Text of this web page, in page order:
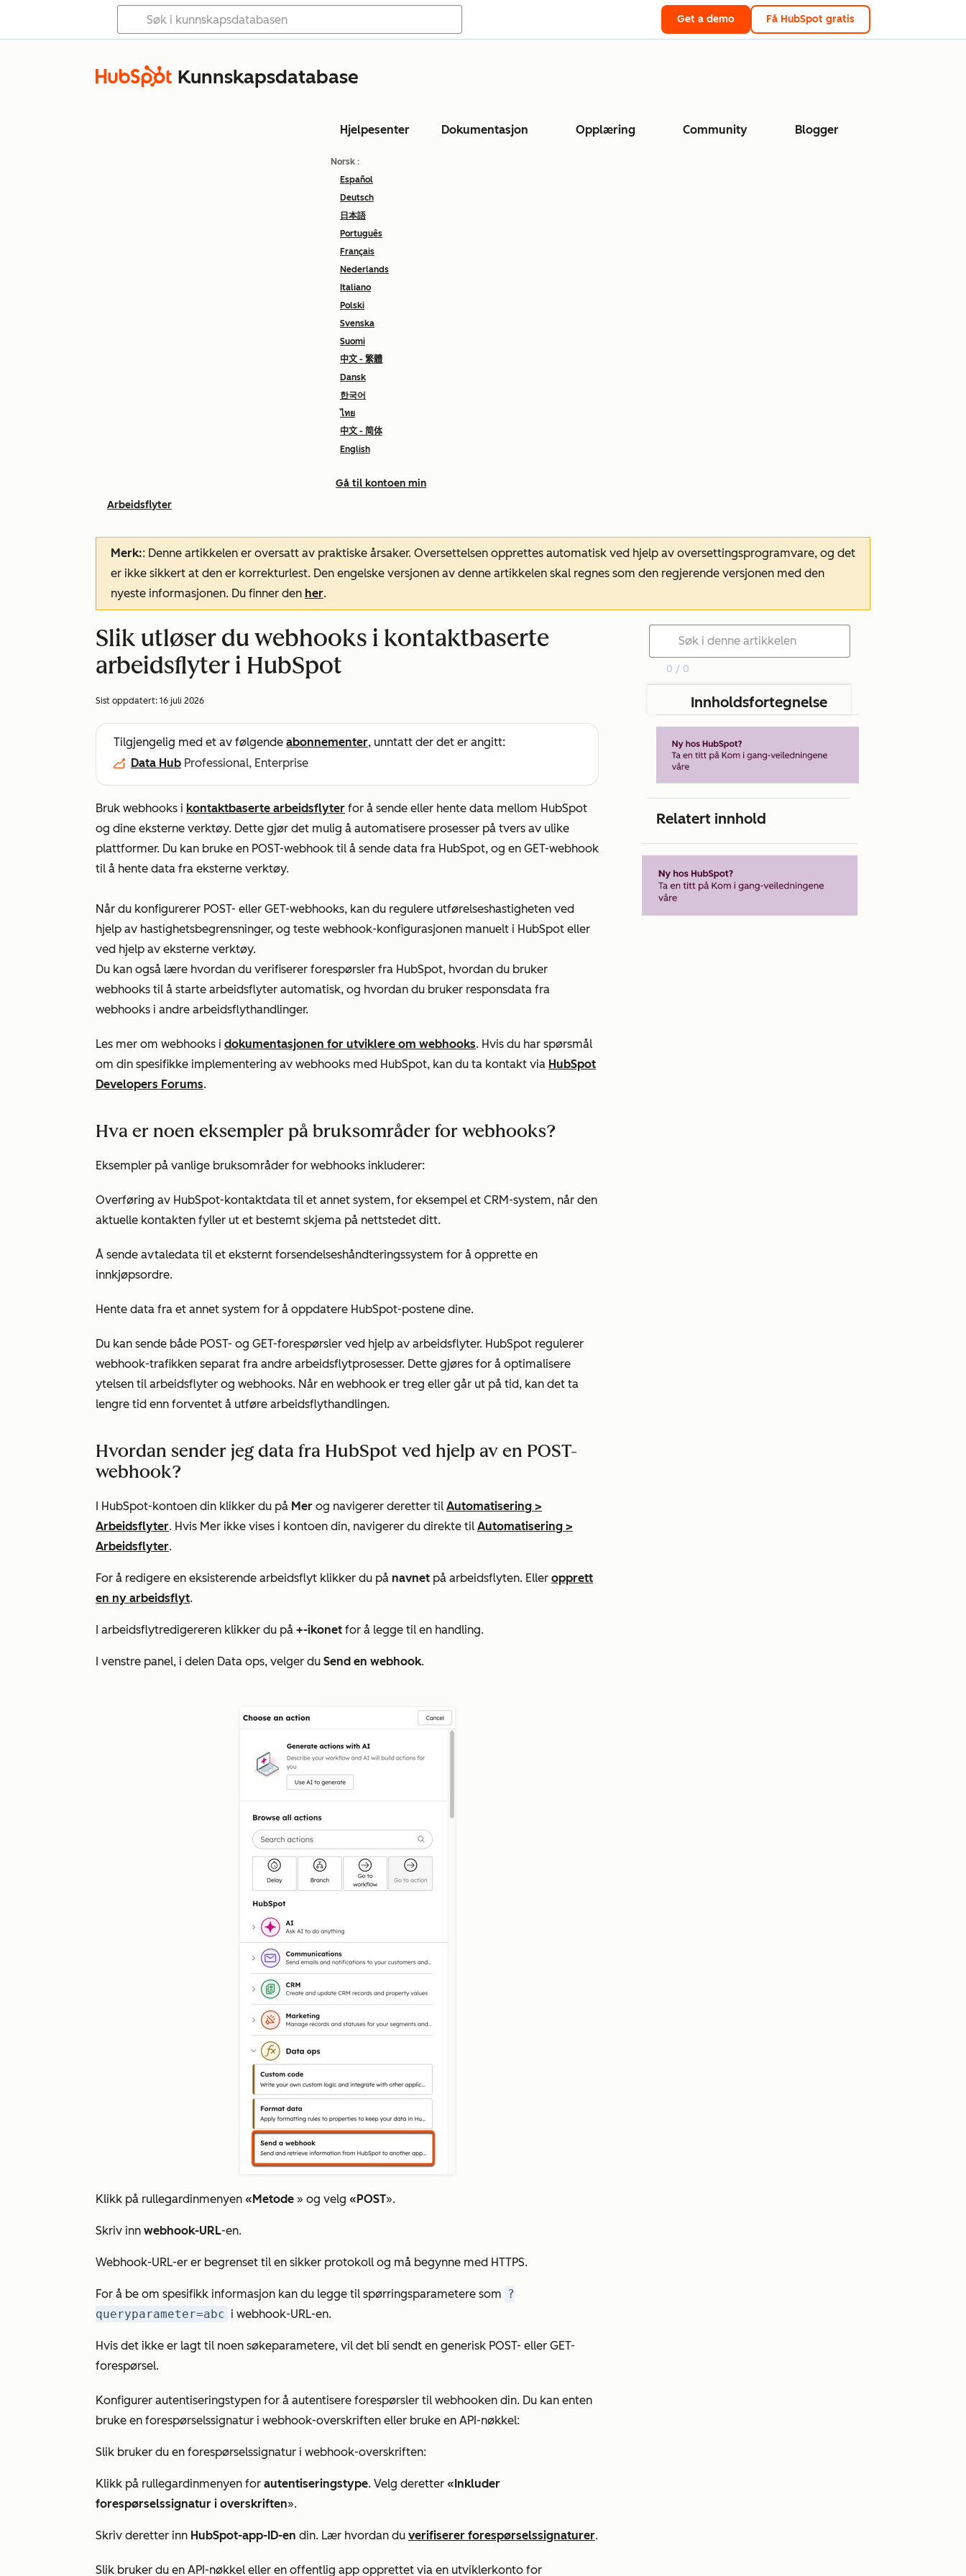
Get a demo Få HubSpot gratis
Kunnskapsdatabase
Hjelpesenter Dokumentasjon Opplæring Community Blogger
Norsk :
Español
Deutsch
日本語
Português
Français
Nederlands
Italiano
Polski
Svenska
Suomi
中文 - 繁體
Dansk
한국어
ไทย
中文 - 简体
English
Gå til kontoen min
Arbeidsflyter
Merk:: Denne artikkelen er oversatt av praktiske årsaker. Oversettelsen opprettes automatisk ved hjelp av oversettingsprogramvare, og det
er ikke sikkert at den er korrekturlest. Den engelske versjonen av denne artikkelen skal regnes som den regjerende versjonen med den
nyeste informasjonen. Du finner den her.
Slik utløser du webhooks i kontaktbaserte
arbeidsflyter i HubSpot
Sist oppdatert: 16 juli 2026
Tilgjengelig med et av følgende abonnementer, unntatt der det er angitt:
Data Hub Professional, Enterprise
Bruk webhooks i kontaktbaserte arbeidsflyter for å sende eller hente data mellom HubSpot
og dine eksterne verktøy. Dette gjør det mulig å automatisere prosesser på tvers av ulike
plattformer. Du kan bruke en POST-webhook til å sende data fra HubSpot, og en GET-webhook
til å hente data fra eksterne verktøy.
Når du konfigurerer POST- eller GET-webhooks, kan du regulere utførelseshastigheten ved
hjelp av hastighetsbegrensninger, og teste webhook-konfigurasjonen manuelt i HubSpot eller
ved hjelp av eksterne verktøy.
Du kan også lære hvordan du verifiserer forespørsler fra HubSpot, hvordan du bruker
webhooks til å starte arbeidsflyter automatisk, og hvordan du bruker responsdata fra
webhooks i andre arbeidsflythandlinger.
Les mer om webhooks i dokumentasjonen for utviklere om webhooks. Hvis du har spørsmål
om din spesifikke implementering av webhooks med HubSpot, kan du ta kontakt via HubSpot
Developers Forums.
Hva er noen eksempler på bruksområder for webhooks?
Eksempler på vanlige bruksområder for webhooks inkluderer:
Overføring av HubSpot-kontaktdata til et annet system, for eksempel et CRM-system, når den
aktuelle kontakten fyller ut et bestemt skjema på nettstedet ditt.
Å sende avtaledata til et eksternt forsendelseshåndteringssystem for å opprette en
innkjøpsordre.
Hente data fra et annet system for å oppdatere HubSpot-postene dine.
Du kan sende både POST- og GET-forespørsler ved hjelp av arbeidsflyter. HubSpot regulerer
webhook-trafikken separat fra andre arbeidsflytprosesser. Dette gjøres for å optimalisere
ytelsen til arbeidsflyter og webhooks. Når en webhook er treg eller går ut på tid, kan det ta
lengre tid enn forventet å utføre arbeidsflythandlingen.
Hvordan sender jeg data fra HubSpot ved hjelp av en POST-
webhook?
I HubSpot-kontoen din klikker du på Mer og navigerer deretter til Automatisering >
Arbeidsflyter. Hvis Mer ikke vises i kontoen din, navigerer du direkte til Automatisering >
Arbeidsflyter.
For å redigere en eksisterende arbeidsflyt klikker du på navnet på arbeidsflyten. Eller opprett
en ny arbeidsflyt.
I arbeidsflytredigereren klikker du på +-ikonet for å legge til en handling.
I venstre panel, i delen Data ops, velger du Send en webhook.
Klikk på rullegardinmenyen «Metode » og velg «POST».
Skriv inn webhook-URL-en.
Webhook-URL-er er begrenset til en sikker protokoll og må begynne med HTTPS.
For å be om spesifikk informasjon kan du legge til spørringsparametere som ?
queryparameter=abc i webhook-URL-en.
Hvis det ikke er lagt til noen søkeparametere, vil det bli sendt en generisk POST- eller GET-
forespørsel.
Konfigurer autentiseringstypen for å autentisere forespørsler til webhooken din. Du kan enten
bruke en forespørselssignatur i webhook-overskriften eller bruke en API-nøkkel:
Slik bruker du en forespørselssignatur i webhook-overskriften:
Klikk på rullegardinmenyen for autentiseringstype. Velg deretter «Inkluder
forespørselssignatur i overskriften».
Skriv deretter inn HubSpot-app-ID-en din. Lær hvordan du verifiserer forespørselssignaturer.
Slik bruker du en API-nøkkel eller en offentlig app opprettet via en utviklerkonto for
0 / 0
Innholdsfortegnelse
Relatert innhold